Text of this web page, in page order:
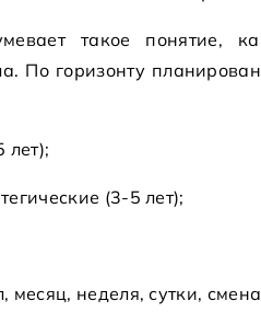
такое понятие,
По горизонту
лет);
(3-5 лет);
неделя, сутки,